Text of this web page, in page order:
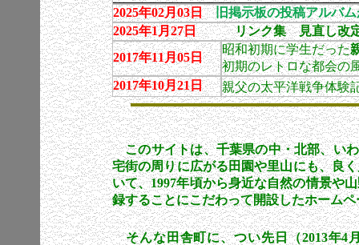
2025年02月03日
旧掲示板の投稿アルバ
2025年1月27日
リンク集 見直し改
2017年11月05日
昭和初期に学生だった
初期のレトロな都会の
2017年10月21日
親父の太平洋戦争体験
このサイトは、千葉県の中・北部、い
宅街の周りに広がる田園や里山にも、良
いて、1997年頃から身近な自然の情景や
録することにこだわって開設したホーム
そんな田舎町に、つい先日（2013年4